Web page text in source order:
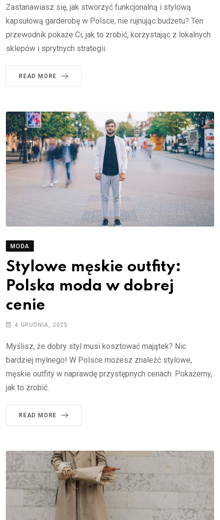
Zastanawiasz się, jak stworzyć funkcjonalną i stylową
kapsułową garderobę w Polsce, nie rujnując budżetu? Ten
przewodnik pokaże Ci, jak to zrobić, korzystając z lokalnych
sklepów i sprytnych strategii.
READ MORE
MODA
Stylowe męskie outfity:
Polska moda w dobrej
cenie
4 GRUDNIA, 2025
Myślisz, że dobry styl musi kosztować majątek? Nic
bardziej mylnego! W Polsce możesz znaleźć stylowe,
męskie outfity w naprawdę przystępnych cenach. Pokażemy,
jak to zrobić.
READ MORE